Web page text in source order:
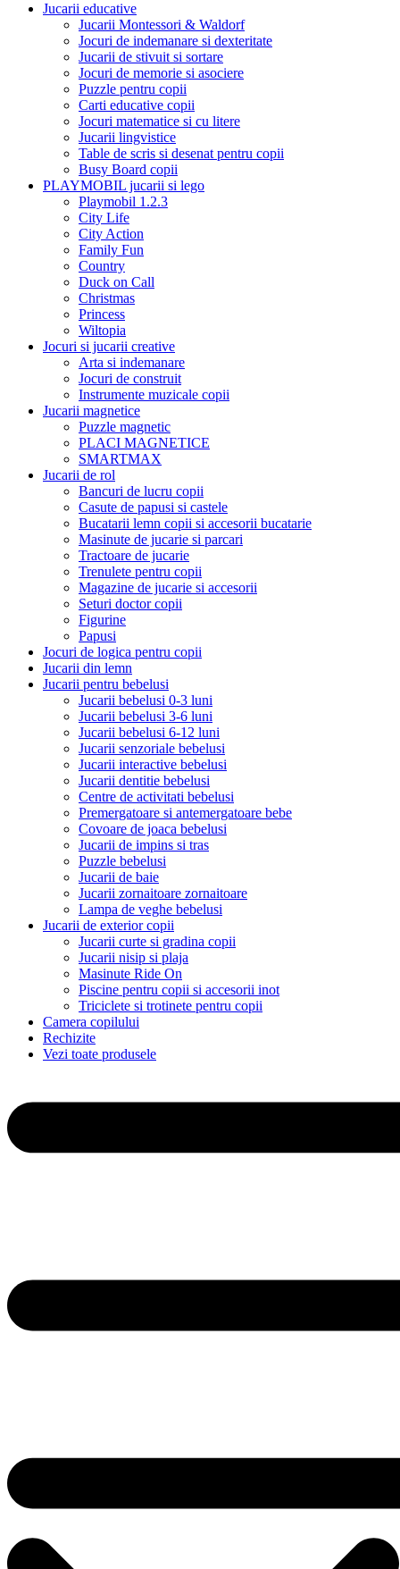
Jucarii educative
Jucarii Montessori & Waldorf
Jocuri de indemanare si dexteritate
Jucarii de stivuit si sortare
Jocuri de memorie si asociere
Puzzle pentru copii
Carti educative copii
Jocuri matematice si cu litere
Jucarii lingvistice
Table de scris si desenat pentru copii
Busy Board copii
PLAYMOBIL jucarii si lego
Playmobil 1.2.3
City Life
City Action
Family Fun
Country
Duck on Call
Christmas
Princess
Wiltopia
Jocuri si jucarii creative
Arta si indemanare
Jocuri de construit
Instrumente muzicale copii
Jucarii magnetice
Puzzle magnetic
PLACI MAGNETICE
SMARTMAX
Jucarii de rol
Bancuri de lucru copii
Casute de papusi si castele
Bucatarii lemn copii si accesorii bucatarie
Masinute de jucarie si parcari
Tractoare de jucarie
Trenulete pentru copii
Magazine de jucarie si accesorii
Seturi doctor copii
Figurine
Papusi
Jocuri de logica pentru copii
Jucarii din lemn
Jucarii pentru bebelusi
Jucarii bebelusi 0-3 luni
Jucarii bebelusi 3-6 luni
Jucarii bebelusi 6-12 luni
Jucarii senzoriale bebelusi
Jucarii interactive bebelusi
Jucarii dentitie bebelusi
Centre de activitati bebelusi
Premergatoare si antemergatoare bebe
Covoare de joaca bebelusi
Jucarii de impins si tras
Puzzle bebelusi
Jucarii de baie
Jucarii zornaitoare zornaitoare
Lampa de veghe bebelusi
Jucarii de exterior copii
Jucarii curte si gradina copii
Jucarii nisip si plaja
Masinute Ride On
Piscine pentru copii si accesorii inot
Triciclete si trotinete pentru copii
Camera copilului
Rechizite
Vezi toate produsele